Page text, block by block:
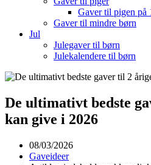
Gaver til pigen på
Gaver til mindre børn
Jul
Julegaver til børn
Julekalendere til børn
De ultimativt bedste
kan give i 2026
08/03/2026
Gaveideer